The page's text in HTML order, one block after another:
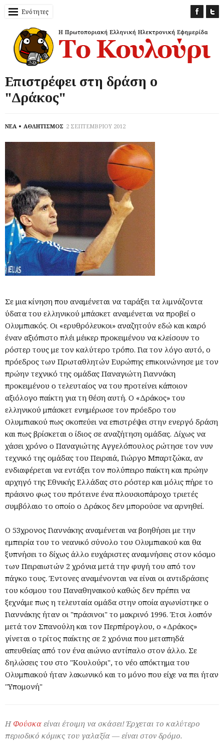
Ενότητες
Επιστρέφει στη δράση ο
"Δράκος"
ΝΕΑ ΑΘΛΗΤΙΣΜΟΣ 2 ΣΕΠΤΕΜΒΡΙΟΥ 2012
Σε μια κίνηση που αναμένεται να ταράξει τα λιμνάζοντα
ύδατα του ελληνικού μπάσκετ αναμένεται να προβεί ο
Ολυμπιακός. Οι «ερυθρόλευκοι» αναζητούν εδώ και καιρό
έναν αξιόπιστο πλέι μέικερ προκειμένου να κλείσουν το
ρόστερ τους με τον καλύτερο τρόπο. Για τον λόγο αυτό, ο
πρόεδρος των Πρωταθλητών Ευρώπης επικοινώνησε με τον
πρώην τεχνικό της ομάδας Παναγιώτη Γιαννάκη
προκειμένου ο τελευταίος να του προτείνει κάποιον
αξιόλογο παίκτη για τη θέση αυτή. Ο «Δράκος» του
ελληνικού μπάσκετ ενημέρωσε τον πρόεδρο του
Ολυμπιακού πως σκοπεύει να επιστρέψει στην ενεργό δράση
και πως βρίσκεται ο ίδιος σε αναζήτηση ομάδας. Δίχως να
χάσει χρόνο ο Παναγιώτης Αγγελόπουλος ρώτησε τον νυν
τεχνικό της ομάδας του Πειραιά, Γιώργο Μπαρτζώκα, αν
ενδιαφέρεται να εντάξει τον πολύπειρο παίκτη και πρώην
αρχηγό της Εθνικής Ελλάδας στο ρόστερ και μόλις πήρε το
πράσινο φως του πρότεινε ένα πλουσιοπάροχο τριετές
συμβόλαιο το οποίο ο Δράκος δεν μπορούσε να αρνηθεί.
Ο 53χρονος Γιαννάκης αναμένεται να βοηθήσει με την
εμπειρία του το νεανικό σύνολο του Ολυμπιακού και θα
ξυπνήσει το δίχως άλλο ευχάριστες αναμνήσεις στον κόσμο
των Πειραιωτών 2 χρόνια μετά την φυγή του από τον
πάγκο τους. Έντονες αναμένονται να είναι οι αντιδράσεις
του κόσμου του Παναθηναικού καθώς δεν πρέπει να
ξεχνάμε πως η τελευταία ομάδα στην οποία αγωνίστηκε ο
Γιαννάκης ήταν οι "πράσινοι" το μακρινό 1996. Έτσι λοιπόν
μετά τον Σπανούλη και τον Περπέρογλου, ο «Δράκος»
γίνεται ο τρίτος παίκτης σε 2 χρόνια που μεταπηδά
απευθείας από τον ένα αιώνιο αντίπαλο στον άλλο. Σε
δηλώσεις του στο "Κουλούρι", το νέο απόκτημα του
Ολυμπιακού ήταν λακωνικό και το μόνο που είχε να πει ήταν
"Υπομονή"
Η Φούσκα είναι έτοιμη να σκάσει! Έρχεται το καλύτερο
περιοδικό κόμικς του γαλαξία — είναι στον δρόμο.